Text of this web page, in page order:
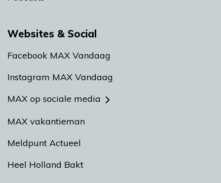
Websites & Social
Facebook MAX Vandaag
Instagram MAX Vandaag
MAX op sociale media
MAX vakantieman
Meldpunt Actueel
Heel Holland Bakt